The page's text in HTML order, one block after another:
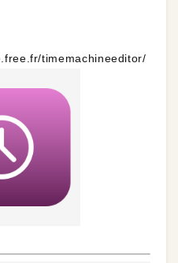
timemachineeditor/